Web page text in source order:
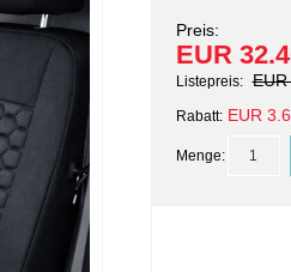
Preis:
EUR
Listepreis:
Rabatt: EUR
Menge: